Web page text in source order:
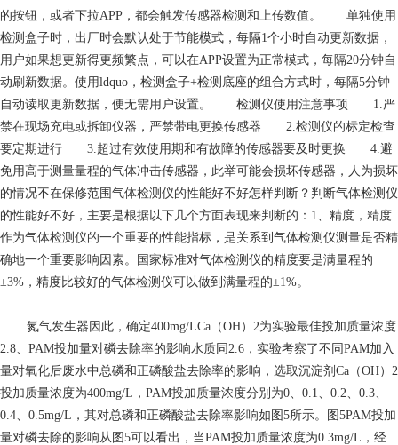
的按钮，或者下拉APP，都会触发传感器检测和上传数值。 单独使用
检测盒子时，出厂时会默认处于节能模式，每隔1个小时自动更新数据，
用户如果想更新得更频繁点，可以在APP设置为正常模式，每隔20分钟自
动刷新数据。使用ldquo，检测盒子+检测底座的组合方式时，每隔5分钟
自动读取更新数据，便无需用户设置。 检测仪使用注意事项 1.严
禁在现场充电或拆卸仪器，严禁带电更换传感器 2.检测仪的标定检查
要定期进行 3.超过有效使用期和有故障的传感器要及时更换 4.避
免用高于测量量程的气体冲击传感器，此举可能会损坏传感器，人为损坏
的情况不在保修范围气体检测仪的性能好不好怎样判断？判断气体检测仪
的性能好不好，主要是根据以下几个方面表现来判断的：1、精度，精度
作为气体检测仪的一个重要的性能指标，是关系到气体检测仪测量是否精
确地一个重要影响因素。国家标准对气体检测仪的精度要是满量程的
±3%，精度比较好的气体检测仪可以做到满量程的±1%。
氮气发生器 因此，确定400mg/LCa（OH）2为实验最佳投加质量浓度
2.8、PAM投加量对磷去除率的影响水质同2.6，实验考察了不同PAM加入
量对氧化后废水中总磷和正磷酸盐去除率的影响，选取沉淀剂Ca（OH）2
投加质量浓度为400mg/L，PAM投加质量浓度分别为0、0.1、0.2、0.3、
0.4、0.5mg/L，其对总磷和正磷酸盐去除率影响如图5所示。图5PAM投加
量对磷去除的影响从图5可以看出，当PAM投加质量浓度为0.3mg/L，经